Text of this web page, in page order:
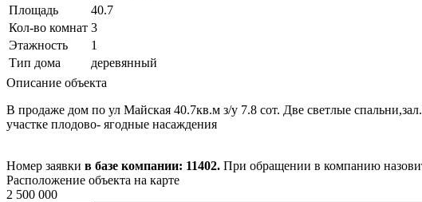
Площадь
40.7
Кол-во комнат 3
Этажность
1
Тип дома
деревянный
Описание объекта
В продаже дом по ул Майская 40.7кв.м з/у 7.8 сот. Две светлые
участке плодово- ягодные насаждения
Номер заявки в базе компании: 11402. При обращении в компанию
Расположение объекта на карте
2 500 000